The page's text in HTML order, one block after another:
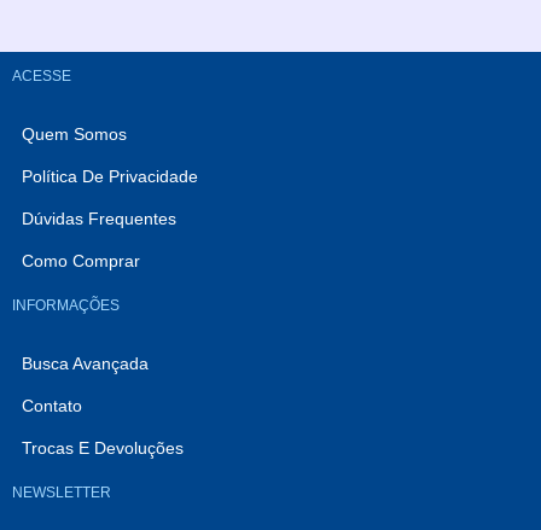
ACESSE
Quem Somos
Política De Privacidade
Dúvidas Frequentes
Como Comprar
INFORMAÇÕES
Busca Avançada
Contato
Trocas E Devoluções
NEWSLETTER